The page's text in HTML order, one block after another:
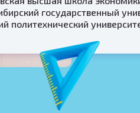
государственный
политехнический